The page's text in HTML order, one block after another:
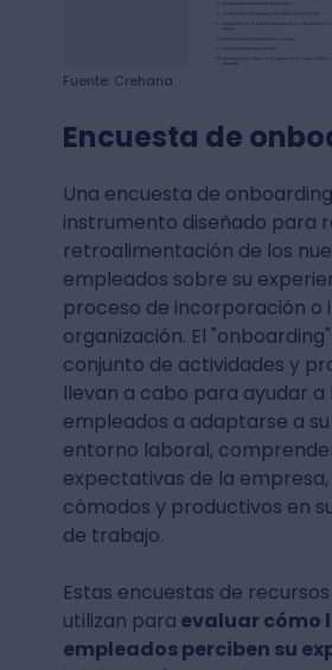
Fuente: Crehana
Encuesta de
Una encuesta de
instrumento diseñado para
retroalimentación de los
empleados sobre su
proceso de incorporación o
organización. El
conjunto de actividades y
llevan a cabo para ayudar a
empleados a adaptarse a
entorno laboral,
expectativas de la
cómodos y productivos en
de trabajo.
Estas encuestas de
utilizan para evaluar cómo
empleados perciben su